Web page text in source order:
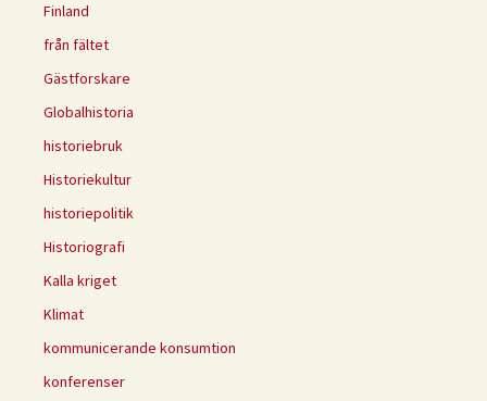
Finland
från fältet
Gästforskare
Globalhistoria
historiebruk
Historiekultur
historiepolitik
Historiografi
Kalla kriget
Klimat
kommunicerande konsumtion
konferenser